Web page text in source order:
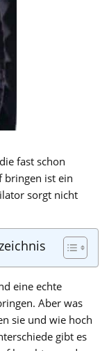
fast schon
bringen ist ein
sorgt nicht
eine echte
Aber was
sie und wie hoch
gibt es